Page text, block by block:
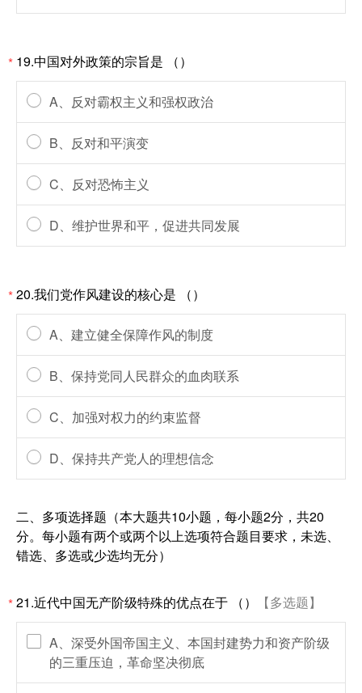
* 19.中国对外政策的宗旨是 （）
A、反对霸权主义和强权政治
B、反对和平演变
C、反对恐怖主义
D、维护世界和平，促进共同发展
*20.我们党作风建设的核心是 （）
A、建立健全保障作风的制度
B、保持党同人民群众的血肉联系
C、加强对权力的约束监督
D、保持共产党人的理想信念
二、多项选择题（本大题共10小题，每小题2分，共20
分。每小题有两个或两个以上选项符合题目要求，未选、
错选、多选或少选均无分）
*21.近代中国无产阶级特殊的优点在于 （） 【多选题】
A、深受外国帝国主义、本国封建势力和资产阶级
的三重压迫，革命坚决彻底